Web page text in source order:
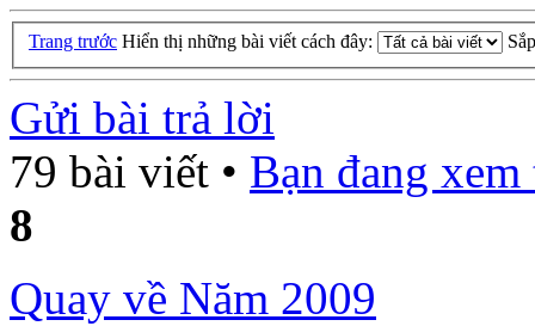
Trang trước Hiển thị những bài viết cách đây:
Gửi bài trả lời
79 bài viết • Bạn đang
8
Quay về Năm 2009